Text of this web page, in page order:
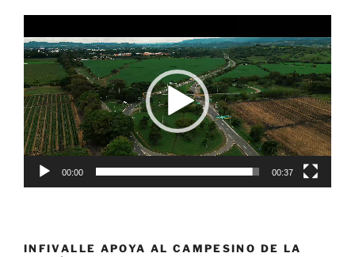
de
vídeo
00:00 00:37
INFIVALLE APOYA AL CAMPESINO DE LA